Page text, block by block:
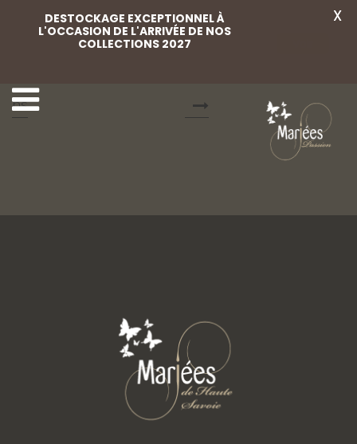
ns
DESTOCKAGE EXCEPTIONNEL À
L'OCCASION DE L'ARRIVÉE DE NOS
COLLECTIONS 2027
X